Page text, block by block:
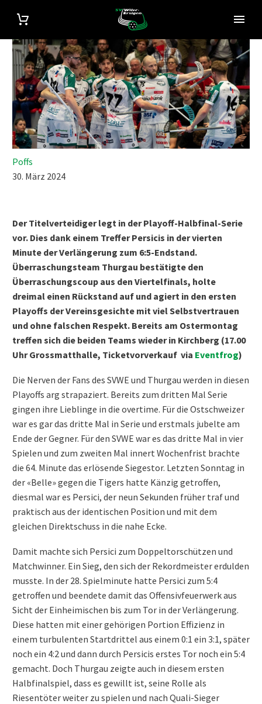
Poffs
30. März 2024
Der Titelverteidiger legt in der Playoff-Halbfinal-Serie
vor. Dies dank einem Treffer Persicis in der vierten
Minute der Verlängerung zum 6:5-Endstand.
Überraschungsteam Thurgau bestätigte den
Überraschungscoup aus den Viertelfinals, holte
dreimal einen Rückstand auf und agiert in den ersten
Playoffs der Vereinsgesichte mit viel Selbstvertrauen
und ohne falschen Respekt. Bereits am Ostermontag
treffen sich die beiden Teams wieder in Kirchberg (17.00
Uhr Grossmatthalle, Ticketvorverkauf via Eventfrog)
Die Nerven der Fans des SVWE und Thurgau werden in diesen
Playoffs arg strapaziert. Bereits zum dritten Mal Serie
gingen ihre Lieblinge in die overtime. Für die Ostschweizer
war es gar das dritte Mal in Serie und erstmals jubelte am
Ende der Gegner. Für den SVWE war es das dritte Mal in vier
Spielen und zum zweiten Mal innert Wochenfrist brachte
die 64. Minute das erlösende Siegestor. Letzten Sonntag in
der «Belle» gegen die Tigers hatte Känzig getroffen,
diesmal war es Persici, der neun Sekunden früher traf und
praktisch aus der identischen Position und mit dem
gleichen Direktschuss in die nahe Ecke.
Damit machte sich Persici zum Doppeltorschützen und
Matchwinner. Ein Sieg, den sich der Rekordmeister erdulden
musste. In der 28. Spielminute hatte Persici zum 5:4
getroffen und beendete damit das Offensivfeuerwerk aus
Sicht der Einheimischen bis zum Tor in der Verlängerung.
Diese hatten mit einer gehörigen Portion Effizienz in
einem turbulenten Startdrittel aus einem 0:1 ein 3:1, später
noch ein 4:2 und dann durch Persicis erstes Tor noch ein 5:4
gemacht. Doch Thurgau zeigte auch in diesem ersten
Halbfinalspiel, dass es gewillt ist, seine Rolle als
Riesentöter weiter zu spielen und nach Quali-Sieger